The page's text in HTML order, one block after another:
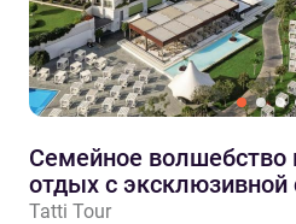
Семейное волшебство
отдых с эксклюзивной
Tatti Tour